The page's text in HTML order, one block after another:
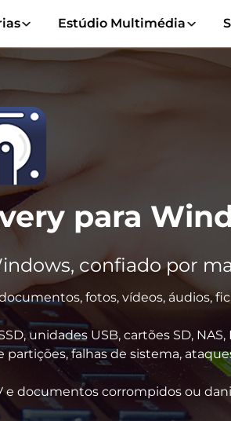
Estúdio Multimédia
para
confiado por
fotos, vídeos, áudios,
unidades USB, cartões SD, NAS,
falhas de sistema,
e documentos corrompidos ou